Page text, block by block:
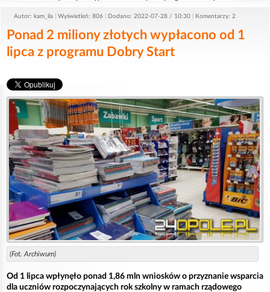
Autor: kam_ila Wyświetleń: 806 Dodano: 2022-07-28 / 10:30 Komentarzy: 2
Ponad 2 miliony złotych wypłacono od 1
lipca z programu Dobry Start
(Fot. Archiwum)
Od 1 lipca wpłynęło ponad 1,86 mln wniosków o przyznanie wsparcia
dla uczniów rozpoczynających rok szkolny w ramach rządowego